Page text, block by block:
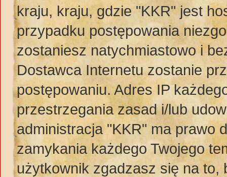
kraju, kraju, gdzie "KKR" jest
przypadku postępowania
zostaniesz natychmiastowo i
Dostawca Internetu zostanie
postępowaniu. Adres IP
przestrzegania zasad i/lub
administracja "KKR" ma prawo
zamykania każdego Twojego
użytkownik zgadzasz się na to,